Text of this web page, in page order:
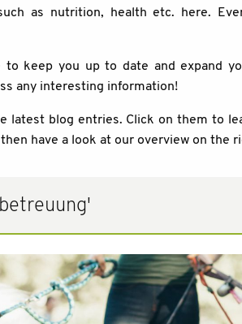
as nutrition, health etc. here.
keep you up to date and expand
any interesting information!
latest blog entries. Click on them to
have a look at our overview on the